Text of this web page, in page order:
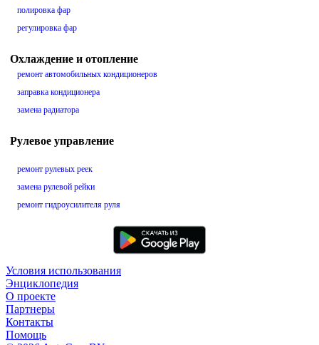
полировка фар
регулировка фар
Охлаждение и отопление
ремонт автомобильных кондиционеров
заправка кондиционера
замена радиатора
Рулевое управление
ремонт рулевых реек
замена рулевой рейки
ремонт гидроусилителя руля
Условия использования
Энциклопедия
О проекте
Партнеры
Контакты
Помощь